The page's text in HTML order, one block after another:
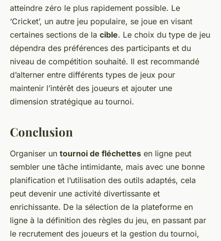
atteindre zéro le plus rapidement possible. Le
‘Cricket’, un autre jeu populaire, se joue en visant
certaines sections de la cible. Le choix du type de jeu
dépendra des préférences des participants et du
niveau de compétition souhaité. Il est recommandé
d’alterner entre différents types de jeux pour
maintenir l’intérêt des joueurs et ajouter une
dimension stratégique au tournoi.
Conclusion
Organiser un tournoi de fléchettes en ligne peut
sembler une tâche intimidante, mais avec une bonne
planification et l’utilisation des outils adaptés, cela
peut devenir une activité divertissante et
enrichissante. De la sélection de la plateforme en
ligne à la définition des règles du jeu, en passant par
le recrutement des joueurs et la gestion du tournoi,